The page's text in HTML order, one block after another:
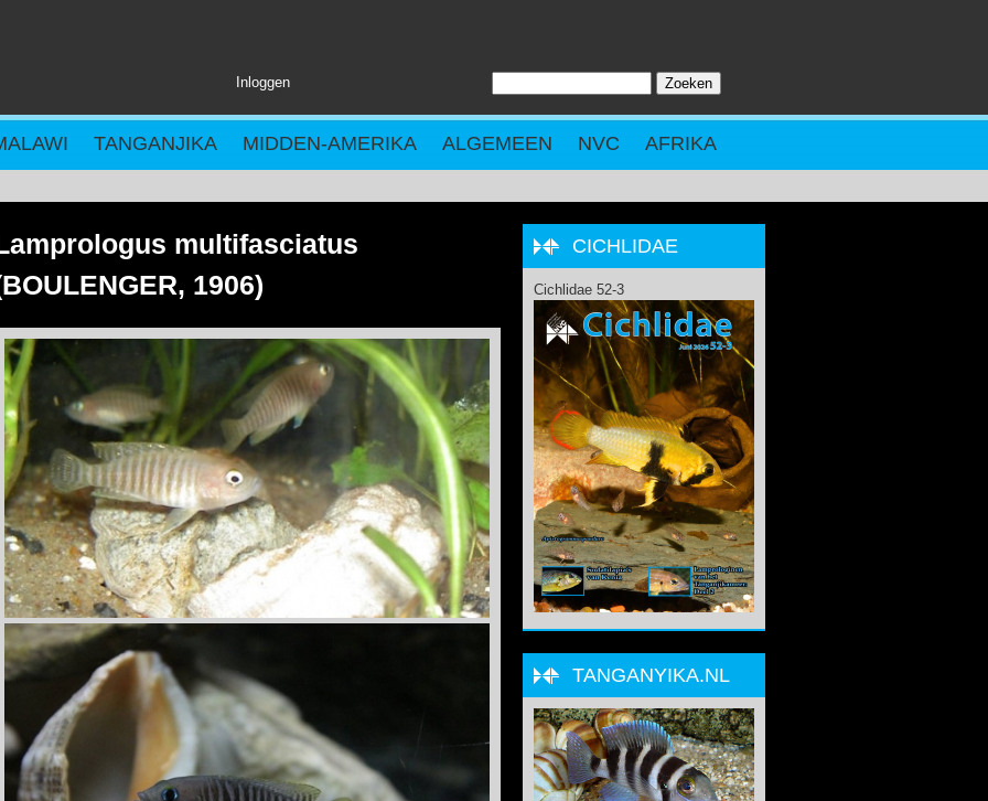
Inloggen
ZOEKVELD
TANGANJIKA MIDDEN-AMERIKA ALGEMEEN NVC AFRIKA
multifasciatus
1906)
CICHLIDAE
Cichlidae 52-3
TANGANYIKA.NL